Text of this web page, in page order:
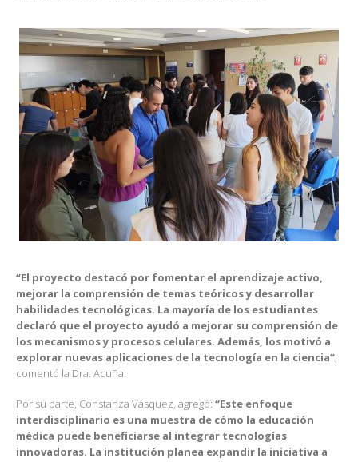
“El proyecto destacó por fomentar el aprendizaje activo,
mejorar la comprensión de temas teóricos y desarrollar
habilidades tecnológicas. La mayoría de los estudiantes
declaró que el proyecto ayudó a mejorar su comprensión de
los mecanismos y procesos celulares. Además, los motivó a
explorar nuevas aplicaciones de la tecnología en la ciencia”,
comentó la Dra. Acuña.
Por su parte, Constanza Vásquez, agregó: “Este enfoque
interdisciplinario es una muestra de cómo la educación
médica puede beneficiarse al integrar tecnologías
innovadoras. La institución planea expandir la iniciativa a